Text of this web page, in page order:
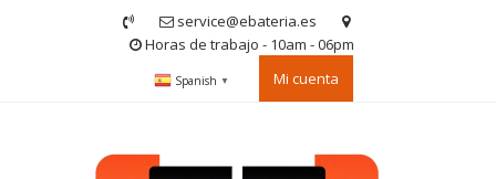
service@ebateria.es
Horas de trabajo - 10am - 06pm
Spanish ▼ Mi cuenta